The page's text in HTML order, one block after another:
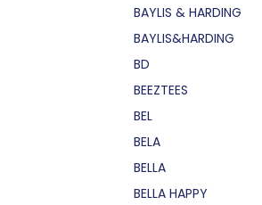
BAYLIS & HARDING
BAYLIS&HARDING
BD
BEEZTEES
BEL
BELA
BELLA
BELLA HAPPY